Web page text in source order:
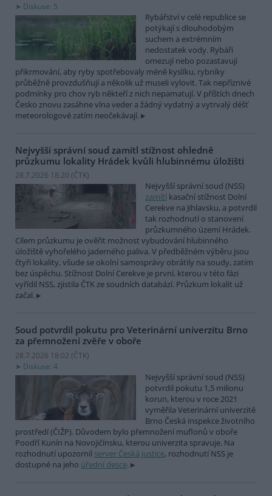
Diskuse: 5
Rybářství v celé republice se
potýkají s dlouhodobým
suchem a extrémním
nedostatek vody. Rybáři
omezují nebo pozastavují
přikrmování, aby ryby spotřebovaly méně kyslíku, rybníky
průběžně provzdušňují a několik už museli vylovit. Tak nepříznivé
podmínky pro chov ryb někteří z nich nepamatují. V příštích dnech
Česko znovu zasáhne vlna veder a žádný vydatný a vytrvalý déšť
meteorologové zatím neočekávají.
Nejvyšší správní soud zamítl stížnost ohledně
průzkumu lokality Hrádek kvůli hlubinnému úložišti
28.7.2026 18:20 (ČTK)
Nejvyšší správní soud (NSS)
zamítl kasační stížnost Dolní
Cerekve na Jihlavsku, a potvrdil
tak rozhodnutí o stanovení
průzkumného území Hrádek.
Cílem průzkumu je ověřit možnost vybudování hlubinného
úložiště vyhořelého jaderného paliva. V předběžném výběru jsou
čtyři lokality, všude se okolní samosprávy obrátily na soudy, zatím
bez úspěchu. Stížnost Dolní Cerekve je první, kterou v této fázi
vyřídil NSS, zjistila ČTK ze soudních databází. Průzkum lokalit už
začal.
Soud potvrdil pokutu pro Veterinární univerzitu Brno
za přemnožení zvěře v oboře
28.7.2026 18:02 (ČTK)
Diskuse: 4
Nejvyšší správní soud (NSS)
potvrdil pokutu 1,5 milionu
korun, kterou v roce 2021
vyměřila Veterinární univerzitě
Brno Česká inspekce životního
prostředí (ČIŽP). Důvodem bylo přemnožení muflonů v oboře
Poodří Kunín na Novojičínsku, kterou univerzita spravuje. Na
rozhodnutí upozornil server Česká justice, rozhodnutí NSS je
dostupné na jeho úřední desce.